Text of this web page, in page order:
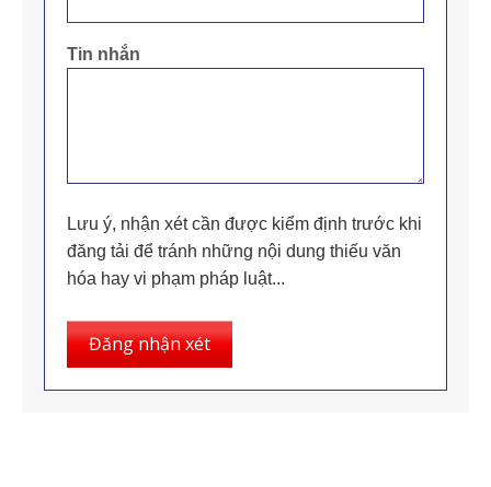
Tin nhắn
Lưu ý, nhận xét cần được kiểm định trước khi
đăng tải để tránh những nội dung thiếu văn
hóa hay vi phạm pháp luật...
Đăng nhận xét